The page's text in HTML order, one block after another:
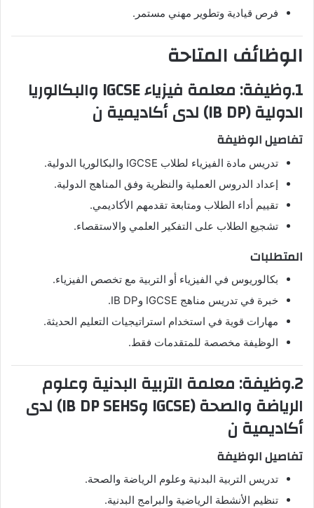
فرص قيادية وتطوير مهني مستمر.
الوظائف المتاحة
1.وظيفة: معلمة فيزياء IGCSE والبكالوريا
الدولية (IB DP) لدى أكاديمية ن
تفاصيل الوظيفة
تدريس مادة الفيزياء لطلاب IGCSE والبكالوريا الدولية.
إعداد الدروس العملية والنظرية وفق المناهج الدولية.
تقييم أداء الطلاب ومتابعة تقدمهم الأكاديمي.
تشجيع الطلاب على التفكير العلمي والاستقصاء.
المتطلبات
بكالوريوس في الفيزياء أو التربية مع تخصص الفيزياء.
خبرة في تدريس مناهج IGCSE وIB DP.
مهارات قوية في استخدام استراتيجيات التعليم الحديثة.
الوظيفة مخصصة للمتقدمات فقط.
2.وظيفة: معلمة التربية البدنية وعلوم
الرياضة والصحة (IGCSE وIB DP SEHS) لدى
أكاديمية ن
تفاصيل الوظيفة
تدريس التربية البدنية وعلوم الرياضة والصحة.
تنظيم الأنشطة الرياضية والبرامج البدنية.